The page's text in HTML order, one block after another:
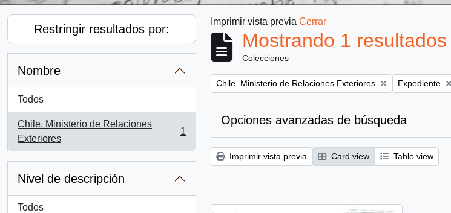
Restringir resultados por:
Nombre
Todos
Chile. Ministerio de Relaciones
Exteriores
, 1 resultados
1
Nivel de descripción
Todos
Imprimir vista previa Cerrar
Mostrando 1 resultados
Colecciones
Remove filter:
Chile. Ministerio de Relaciones Exteriores Remove filter:
Expediente
Opciones avanzadas de búsqueda
Imprimir vista previa Card view Table view